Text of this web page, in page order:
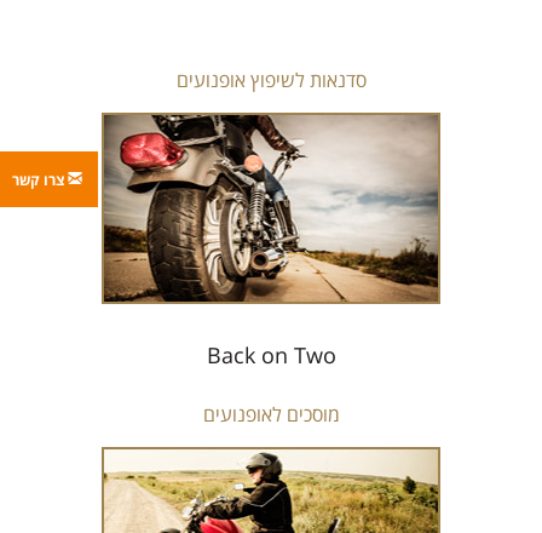
סדנאות לשיפוץ אופנועים
Back on Two
מוסכים לאופנועים
צרו קשר